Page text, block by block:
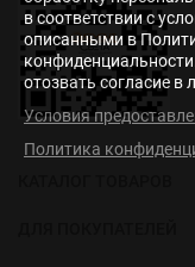
в соответствии с
описанными в
отозвать согласие в
Условия
Политика